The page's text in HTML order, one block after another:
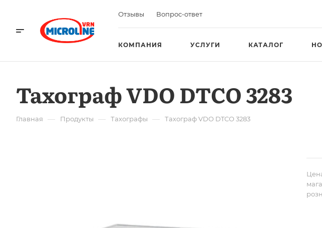
Отзывы Вопрос-ответ
КОМПАНИЯ УСЛУГИ КАТАЛОГ
Тахограф VDO DTCO 3283
Главная — Продукты — Тахографы — Тахограф VDO DTCO 3283